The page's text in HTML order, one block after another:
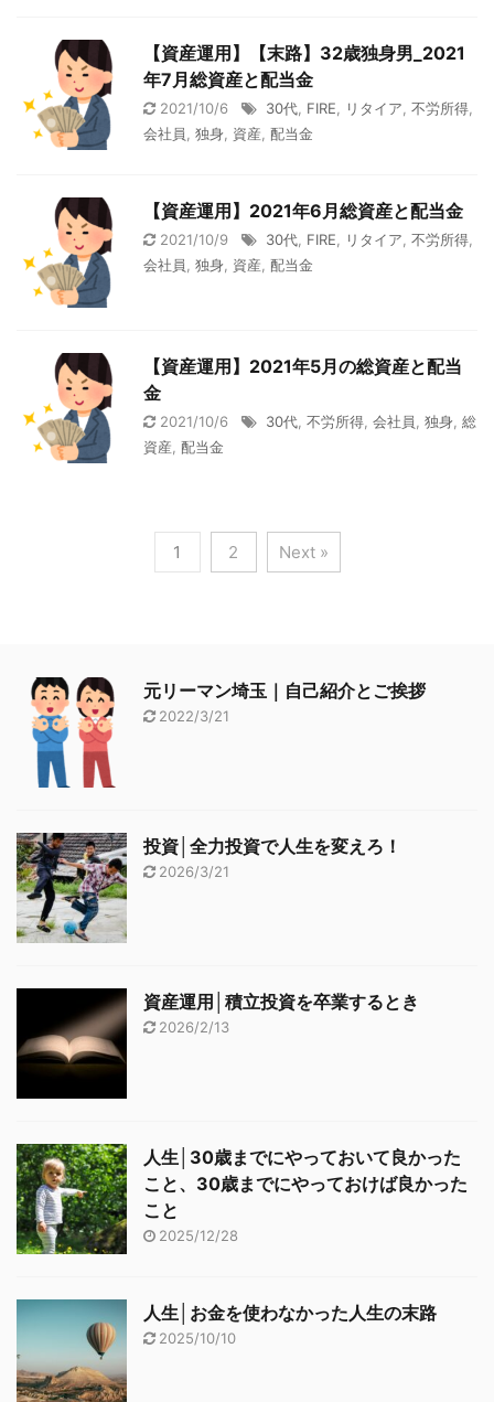
【資産運用】【末路】32歳独身男_2021
年7月総資産と配当金
2021/10/6 30代 FIRE リタイア 不労所得
会社員
独身 資産 配当金
【資産運用】2021年6月総資産と配当金
2021/10/9 30代 FIRE リタイア 不労所得
会社員
独身 資産 配当金
【資産運用】2021年5月の総資産と配当
金
2021/10/6 30代 不労所得 会社員 独身 総
資産 配当金
1 2 Next »
元リーマン埼玉｜自己紹介とご挨拶
2022/3/21
投資│全力投資で人生を変えろ！
2026/3/21
資産運用│積立投資を卒業するとき
2026/2/13
人生│30歳までにやっておいて良かった
こと、30歳までにやっておけば良かった
こと
2025/12/28
人生│お金を使わなかった人生の末路
2025/10/10